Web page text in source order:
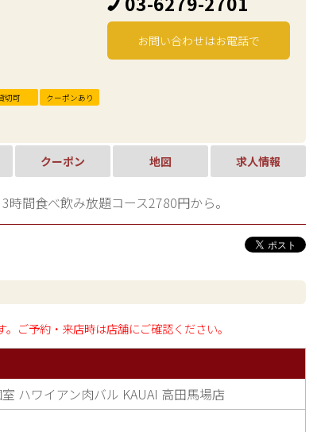
切可
クーポンあり
お問い合わせはお電話で
クーポン 地図 求人情報
間食べ飲み放題コース2780円から。
ご予約・来店時は店舗にご確認ください。
ハワイアン肉バル KAUAI 高田馬場店